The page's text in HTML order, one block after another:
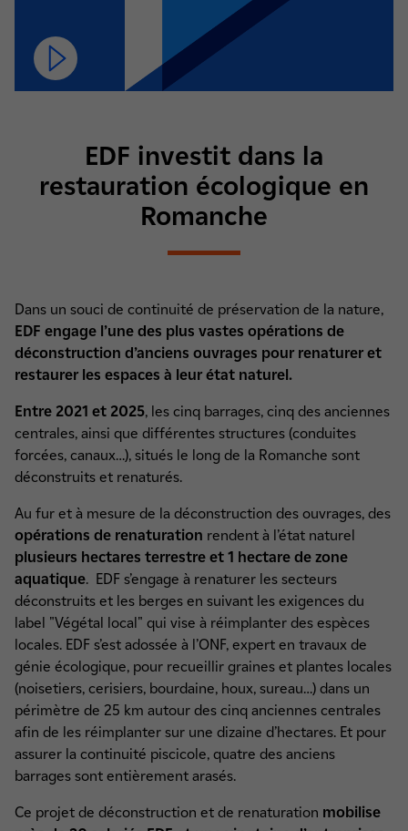
EDF investit dans la
restauration écologique en
Romanche
Dans un souci de continuité de préservation de la nature,
EDF engage l’une des plus vastes opérations de
déconstruction d’anciens ouvrages pour renaturer et
restaurer les espaces à leur état naturel.
Entre 2021 et 2025, les cinq barrages, cinq des anciennes
centrales, ainsi que différentes structures (conduites
forcées, canaux…), situés le long de la Romanche sont
déconstruits et renaturés.
Au fur et à mesure de la déconstruction des ouvrages, des
opérations de renaturation rendent à l’état naturel
plusieurs hectares terrestre et 1 hectare de zone
aquatique. EDF s’engage à renaturer les secteurs
déconstruits et les berges en suivant les exigences du
label "Végétal local" qui vise à réimplanter des espèces
locales. EDF s’est adossée à l’ONF, expert en travaux de
génie écologique, pour recueillir graines et plantes locales
(noisetiers, cerisiers, bourdaine, houx, sureau…) dans un
périmètre de 25 km autour des cinq anciennes centrales
afin de les réimplanter sur une dizaine d’hectares. Et pour
assurer la continuité piscicole, quatre des anciens
barrages sont entièrement arasés.
Ce projet de déconstruction et de renaturation mobilise